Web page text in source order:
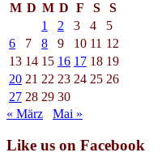
M D M D F S
S
1
2 3 4
5
6
7 8 9 10 11 12
13 14 15 16 17 18 19
20 21 22 23 24 25 26
27 28 29 30
« März
Mai »
Like us on Facebook